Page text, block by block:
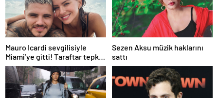
Mauro Icardi sevgilisiyle
Miami’ye gitti! Taraftar tepki
gösterdi
Sezen Aksu müzik haklarını
sattı